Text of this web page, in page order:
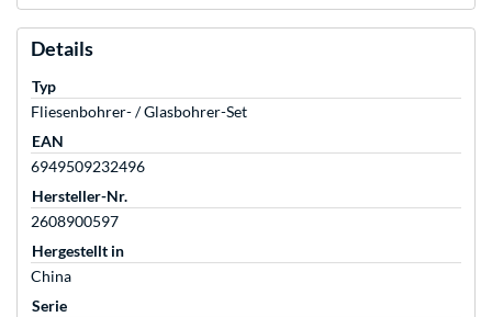
Details
Typ
Fliesenbohrer- / Glasbohrer-Set
EAN
6949509232496
Hersteller-Nr.
2608900597
Hergestellt in
China
Serie